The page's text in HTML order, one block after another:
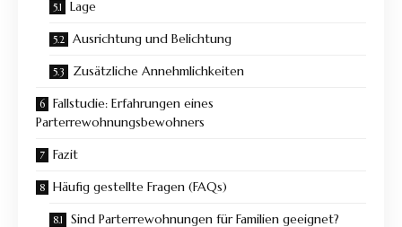
Lage
Ausrichtung und Belichtung
Zusätzliche Annehmlichkeiten
Fallstudie: Erfahrungen eines
Parterrewohnungsbewohners
Fazit
Häufig gestellte Fragen (FAQs)
Sind Parterrewohnungen für Familien geeignet?